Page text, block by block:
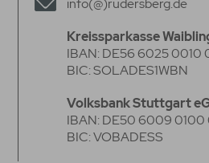
info(@)rudersberg.de
Kreissparkasse
IBAN: DE56 6025 0010
BIC: SOLADES1WBN
Volksbank Stuttgart
IBAN: DE50 6009
BIC: VOBADESS